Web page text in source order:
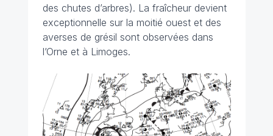
des chutes d’arbres). La fraîcheur devient
exceptionnelle sur la moitié ouest et des
averses de grésil sont observées dans
l’Orne et à Limoges.